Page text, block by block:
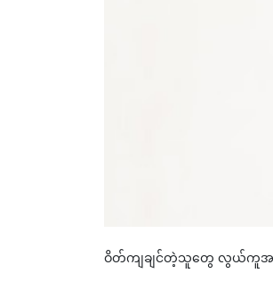
ဝိတ်ကျချင်တဲ့သူတွေ လွယ်ကူအဆင်